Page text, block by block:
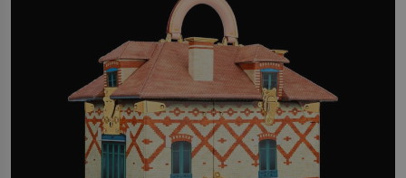
času tráví na zemi, kde sbírá zbytky semínek Jeho
domovinou je prakticky celá Austrálie s výjimkou
pobřežní oblasti. […]